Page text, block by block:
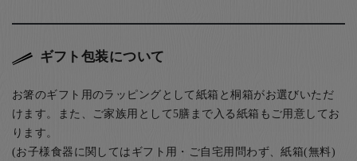
ギフト包装について
お箸のギフト用のラッピングとして紙箱と桐箱がお選びいただ
けます。また、ご家族用として5膳まで入る紙箱もご用意してお
ります。
(お子様食器に関してはギフト用・ご自宅用問わず、紙箱(無料)